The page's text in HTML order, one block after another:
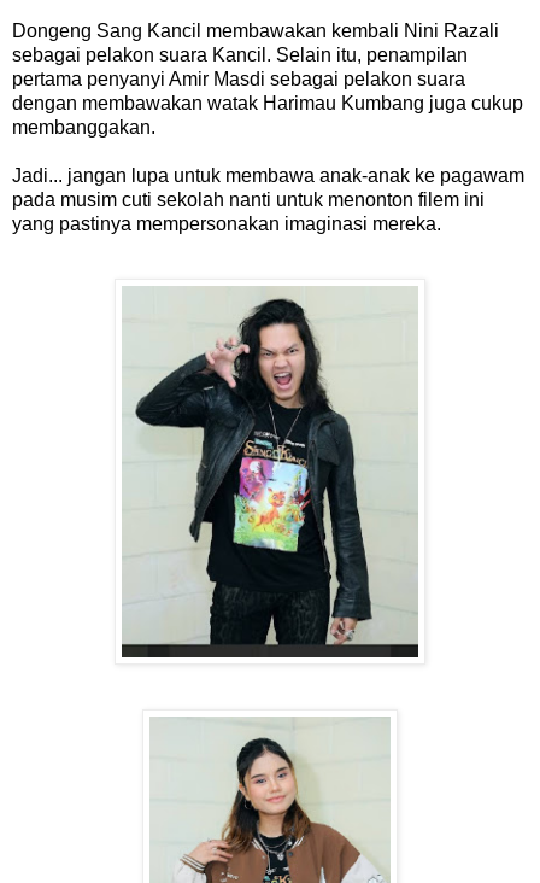
Dongeng Sang Kancil membawakan kembali Nini Razali
sebagai pelakon suara Kancil. Selain itu, penampilan
pertama penyanyi Amir Masdi sebagai pelakon suara
dengan membawakan watak Harimau Kumbang juga cukup
membanggakan.
Jadi... jangan lupa untuk membawa anak-anak ke pagawam
pada musim cuti sekolah nanti untuk menonton filem ini
yang pastinya mempersonakan imaginasi mereka.